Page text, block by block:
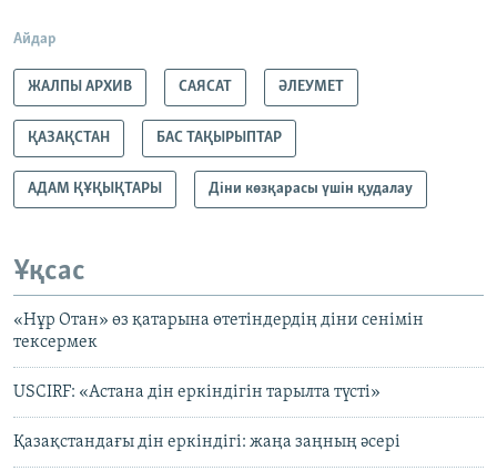
Айдар
ЖАЛПЫ АРХИВ САЯСАТ ӘЛЕУМЕТ
ҚАЗАҚСТАН БАС ТАҚЫРЫПТАР
АДАМ ҚҰҚЫҚТАРЫ Діни көзқарасы үшін қудалау
Ұқсас
«Нұр Отан» өз қатарына өтетіндердің діни сенімін
тексермек
USCIRF: «Астана дін еркіндігін тарылта түсті»
Қазақстандағы дін еркіндігі: жаңа заңның әсері